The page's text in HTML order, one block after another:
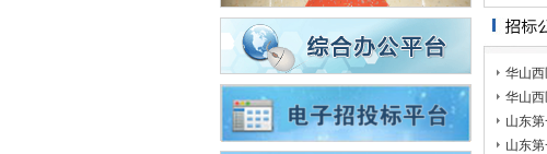
华山西
华山西
山东
山东